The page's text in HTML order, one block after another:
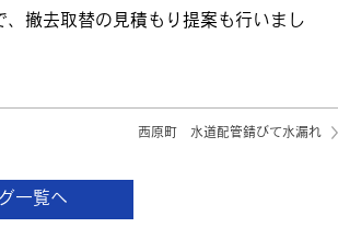
撤去取替の見積もり提案も行いまし
西原町 水道配管錆びて水漏れ
一覧へ